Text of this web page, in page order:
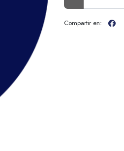
Compartir en: